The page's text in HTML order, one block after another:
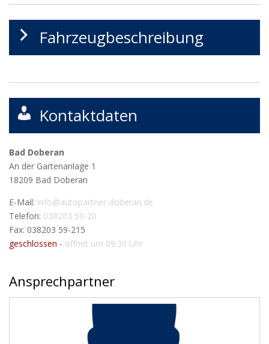
Fahrzeugbeschreibung
Kontaktdaten
Bad Doberan
An der Gartenanlage 1
18209 Bad Doberan
E-Mail: info@autopartner-doberan.de
Telefon: 038203 59-20
Fax: 038203 59-215
geschlossen - öffnet um 09:30 Uhr
Ansprechpartner